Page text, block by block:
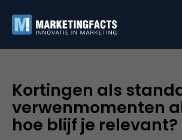
Kortingen als
verwenmomenten
hoe blijf je relevant?